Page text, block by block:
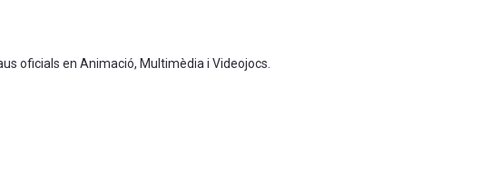
oficials en Animació, Multimèdia i Videojocs.